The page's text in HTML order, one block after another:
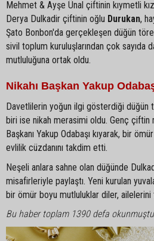
Mehmet & Ayşe Ünal çiftinin kıymetli
Derya Dulkadir çiftinin oğlu Durukan,
Şato Bonbon'da gerçekleşen düğün
sivil toplum kuruluşlarından çok sayıda
mutluluğuna ortak oldu.
Nikahı Başkan Yakup
Davetlilerin yoğun ilgi gösterdiği düğün
biri ise nikah merasimi oldu. Genç çiftin
Başkanı Yakup Odabaşı kıyarak, bir
evlilik cüzdanını takdim etti.
Neşeli anlara sahne olan düğünde
misafirleriyle paylaştı. Yeni kurulan
bir ömür boyu mutluluklar diler,
Bu haber toplam 1390 defa